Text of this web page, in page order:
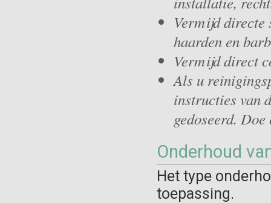
Vermijd directe
haarden en
Vermijd direct
Als u
instructies van
gedoseerd.
Onderhoud
Het type
toepassing.